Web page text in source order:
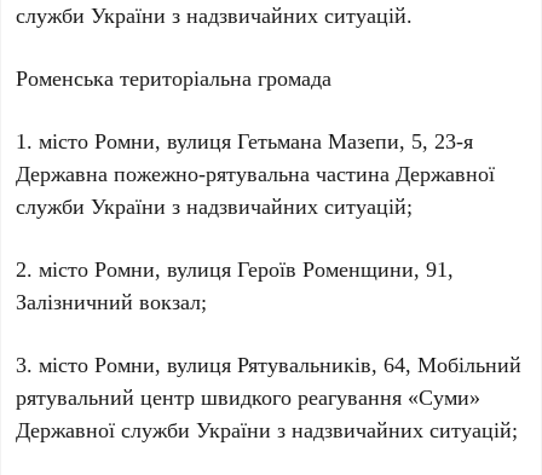
служби України з надзвичайних ситуацій.
Роменська територіальна громада
1. місто Ромни, вулиця Гетьмана Мазепи, 5, 23-я
Державна пожежно-рятувальна частина Державної
служби України з надзвичайних ситуацій;
2. місто Ромни, вулиця Героїв Роменщини, 91,
Залізничний вокзал;
3. місто Ромни, вулиця Рятувальників, 64, Мобільний
рятувальний центр швидкого реагування «Суми»
Державної служби України з надзвичайних ситуацій;